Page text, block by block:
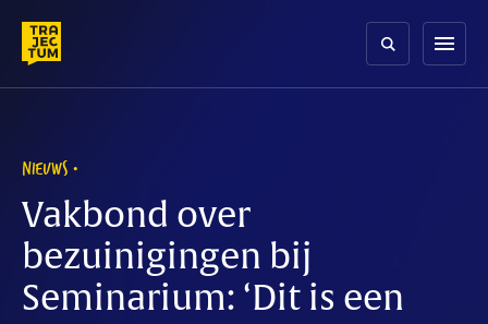
content
menu
NIEUWS
Vakbond over
bezuinigingen bij
Seminarium: ‘Dit is een